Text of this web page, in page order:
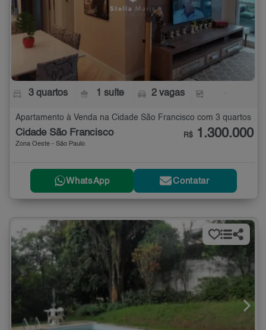
3 quartos 1 suíte 2 vagas
Apartamento à Venda na Cidade São Francisco com 3 quartos
Cidade São Francisco
Zona Oeste - São Paulo
R$ 1.300.000
WhatsApp Contatar